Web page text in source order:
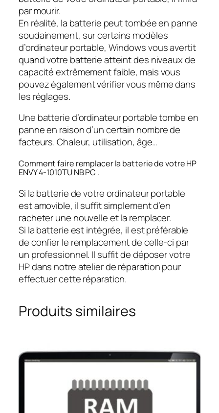
par mourir.
En réalité, la batterie peut tombée en panne
soudainement, sur certains modèles
d’ordinateur portable, Windows vous avertit
quand votre batterie atteint des niveaux de
capacité extrêmement faible, mais vous
pouvez également vérifier vous même dans
les réglages.
Une batterie d’ordinateur portable tombe en
panne en raison d’un certain nombre de
facteurs. Chaleur, utilisation, âge…
Comment faire remplacer la batterie de votre HP
ENVY 4-1010TU NB PC .
Si la batterie de votre ordinateur portable
est amovible, il suffit simplement d’en
racheter une nouvelle et la remplacer.
Si la batterie est intégrée, il est préférable
de confier le remplacement de celle-ci par
un professionnel. Il suffit de déposer votre
HP dans notre atelier de réparation pour
effectuer cette réparation.
Produits similaires